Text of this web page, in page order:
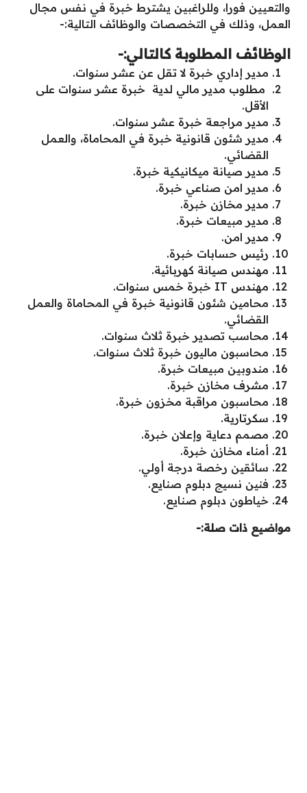
والتعيين فورا، وللراغبين يشترط خبرة في نفس مجال
العمل، وذلك في التخصصات والوظائف التالية:-
الوظائف المطلوبة كالتالي:-
مدير إداري خبرة لا تقل عن عشر سنوات.
مطلوب مدير مالي لدية خبرة عشر سنوات على
الأقل.
مدير مراجعة خبرة عشر سنوات.
مدير شئون قانونية خبرة في المحاماة، والعمل
القضائي.
مدير صيانة ميكانيكية خبرة.
مدير امن صناعي خبرة.
مدير مخازن خبرة.
مدير مبيعات خبرة.
مدير امن.
رئيس حسابات خبرة.
مهندس صيانة كهربائية.
مهندس IT خبرة خمس سنوات.
محامين شئون قانونية خبرة في المحاماة والعمل
القضائي.
محاسب تصدير خبرة ثلاث سنوات.
محاسبون ماليون خبرة ثلاث سنوات.
مندوبين مبيعات خبرة.
مشرف مخازن خبرة.
محاسبون مراقبة مخزون خبرة.
سكرتارية.
مصمم دعاية وإعلان خبرة.
أمناء مخازن خبرة.
سائقين رخصة درجة أولي.
فنين نسيج دبلوم صنايع.
خياطون دبلوم صنايع.
مواضيع ذات صلة:-